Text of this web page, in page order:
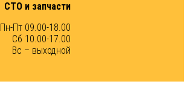
СТО и запчасти
Пн-Пт 09.00-18.00
Сб 10.00-17.00
Вс – выходной